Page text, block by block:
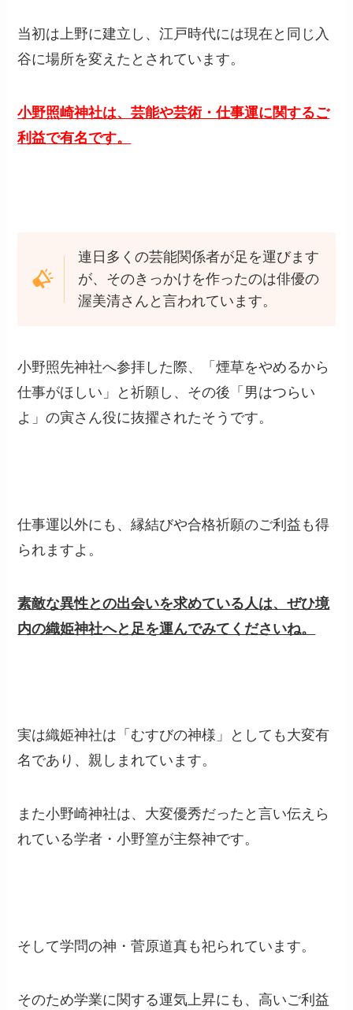
当初は上野に建立し、江戸時代には現在と同じ入
谷に場所を変えたとされています。
小野照崎神社は、芸能や芸術・仕事運に関するご
利益で有名です。
連日多くの芸能関係者が足を運びます
が、そのきっかけを作ったのは俳優の
渥美清さんと言われています。
小野照先神社へ参拝した際、「煙草をやめるから
仕事がほしい」と祈願し、その後「男はつらい
よ」の寅さん役に抜擢されたそうです。
仕事運以外にも、縁結びや合格祈願のご利益も得
られますよ。
素敵な異性との出会いを求めている人は、ぜひ境
内の織姫神社へと足を運んでみてくださいね。
実は織姫神社は「むすびの神様」としても大変有
名であり、親しまれています。
また小野崎神社は、大変優秀だったと言い伝えら
れている学者・小野篁が主祭神です。
そして学問の神・菅原道真も祀られています。
そのため学業に関する運気上昇にも、高いご利益